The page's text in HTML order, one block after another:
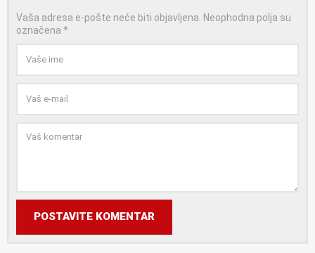
Vaša adresa e-pošte neće biti objavljena. Neophodna polja su
označena *
POSTAVITE KOMENTAR